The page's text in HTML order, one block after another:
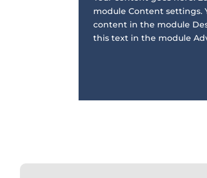
module Content settings.
content in the module
this text in the module